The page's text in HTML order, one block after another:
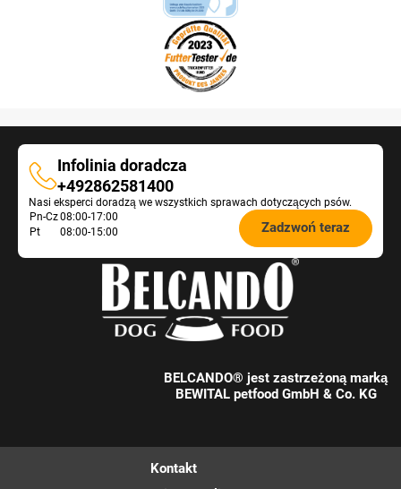
Infolinia doradcza
Infolinia
doradcza
+492862581400
Nasi eksperci doradzą we wszystkich sprawach dotyczących psów.
Öffnungszeiten
Futterberatung:
Pn-Cz08:00-17:00
Pt
08:00-15:00 Zadzwoń teraz
BELCANDO® jest zastrzeżoną marką
BEWITAL petfood GmbH & Co. KG
Kontakt